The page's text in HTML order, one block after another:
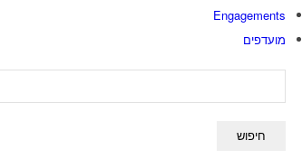
Engagements
מועדפים